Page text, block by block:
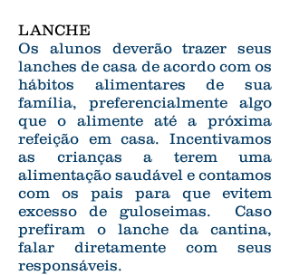
LANCHE
Os alunos deverão trazer seus
lanches de casa de acordo com os
hábitos alimentares de sua
família, preferencialmente algo
que o alimente até a próxima
refeição em casa. Incentivamos
as crianças a terem uma
alimentação saudável e contamos
com os pais para que evitem
excesso de guloseimas. Caso
prefiram o lanche da cantina,
falar diretamente com seus
responsáveis.